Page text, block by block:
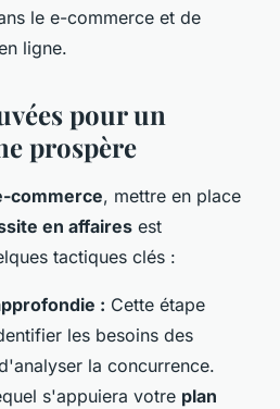
le e-commerce et de
ligne.
pour un
prospère
commerce, mettre en place
en affaires est
tactiques clés :
: Cette étape
les besoins des
la concurrence.
s'appuiera votre plan